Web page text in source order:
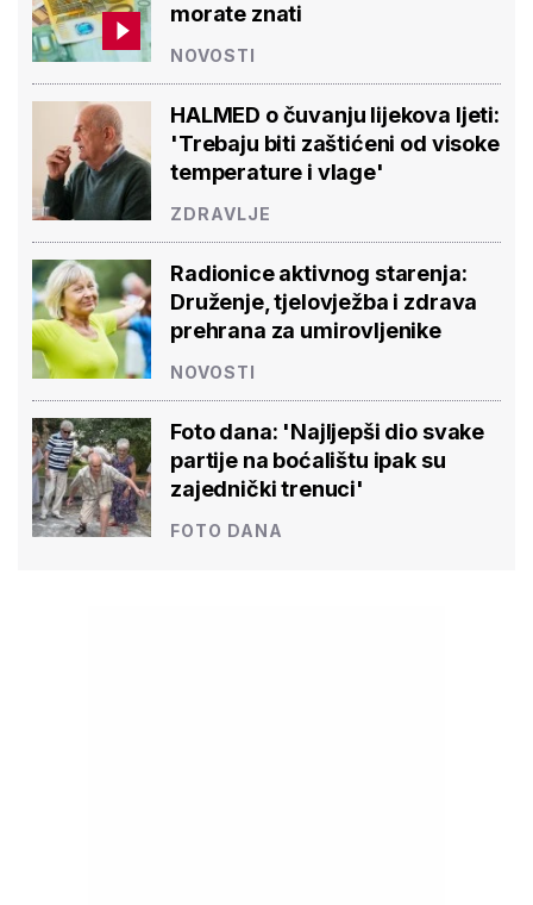
morate znati
NOVOSTI
HALMED o čuvanju lijekova ljeti:
'Trebaju biti zaštićeni od visoke
temperature i vlage'
ZDRAVLJE
Radionice aktivnog starenja:
Druženje, tjelovježba i zdrava
prehrana za umirovljenike
NOVOSTI
Foto dana: 'Najljepši dio svake
partije na boćalištu ipak su
zajednički trenuci'
FOTO DANA